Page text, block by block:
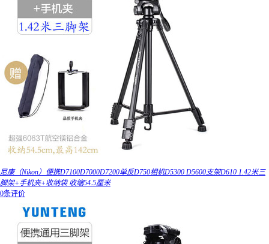
尼康（Nikon）便携D7100D7000D7200单反D750相机D5300 D5600支架D610 1.42米三
脚架+手机夹+收纳袋 收缩54.5厘米
0条评价